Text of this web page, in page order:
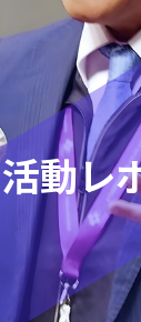
活動レ